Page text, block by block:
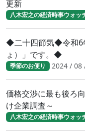
更新
八木宏之の経済時事ウォッ
◆二十四節気◆令和6
ょ）」です。◆
季節のお便り 2024 / 08
価格交渉に最も後ろ
け企業調査～
八木宏之の経済時事ウォッ